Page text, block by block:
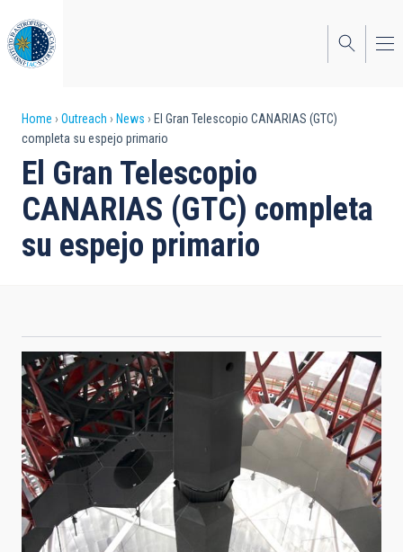
to
main
content
Breadcrumb
Home Outreach News
El Gran Telescopio CANARIAS (GTC)
completa su espejo primario
El Gran Telescopio
CANARIAS (GTC) completa
su espejo primario